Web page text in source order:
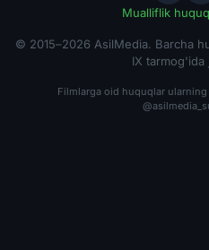
Mualliflik
© 2015–2026 AsilMedia. Barcha
IX tarmog'ida
Filmlarga oid huquqlar